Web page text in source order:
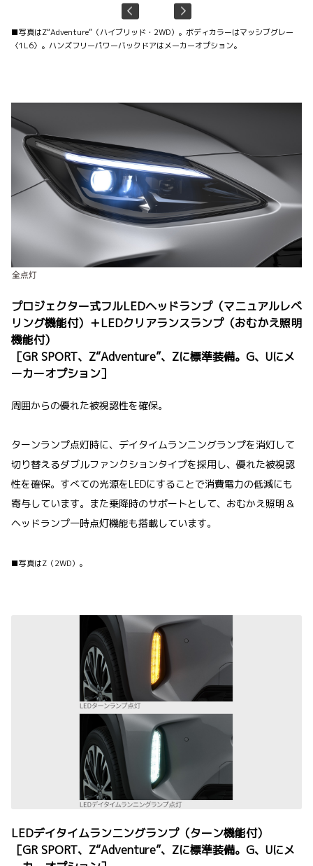
■写真はZ“Adventure”（ハイブリッド・2WD）。ボディカラーはマッシブグレー
〈1L6〉。ハンズフリーパワーバックドアはメーカーオプション。
プロジェクター式フルLEDヘッドランプ（マニュアルレベ
リング機能付）＋LEDクリアランスランプ（おむかえ照明
機能付）
［GR SPORT、Z“Adventure”、Zに標準装備。G、Uにメ
ーカーオプション］
周囲からの優れた被視認性を確保。
ターンランプ点灯時に、デイタイムランニングランプを消灯して
切り替えるダブルファンクションタイプを採用し、優れた被視認
性を確保。すべての光源をLEDにすることで消費電力の低減にも
寄与しています。また乗降時のサポートとして、おむかえ照明＆
ヘッドランプ一時点灯機能も搭載しています。
■写真はZ（2WD）。
LEDデイタイムランニングランプ（ターン機能付）
［GR SPORT、Z“Adventure”、Zに標準装備。G、Uにメ